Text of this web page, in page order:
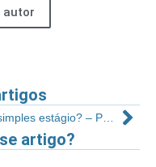
autor
Um simples estágio? – Parte 1
artigo?